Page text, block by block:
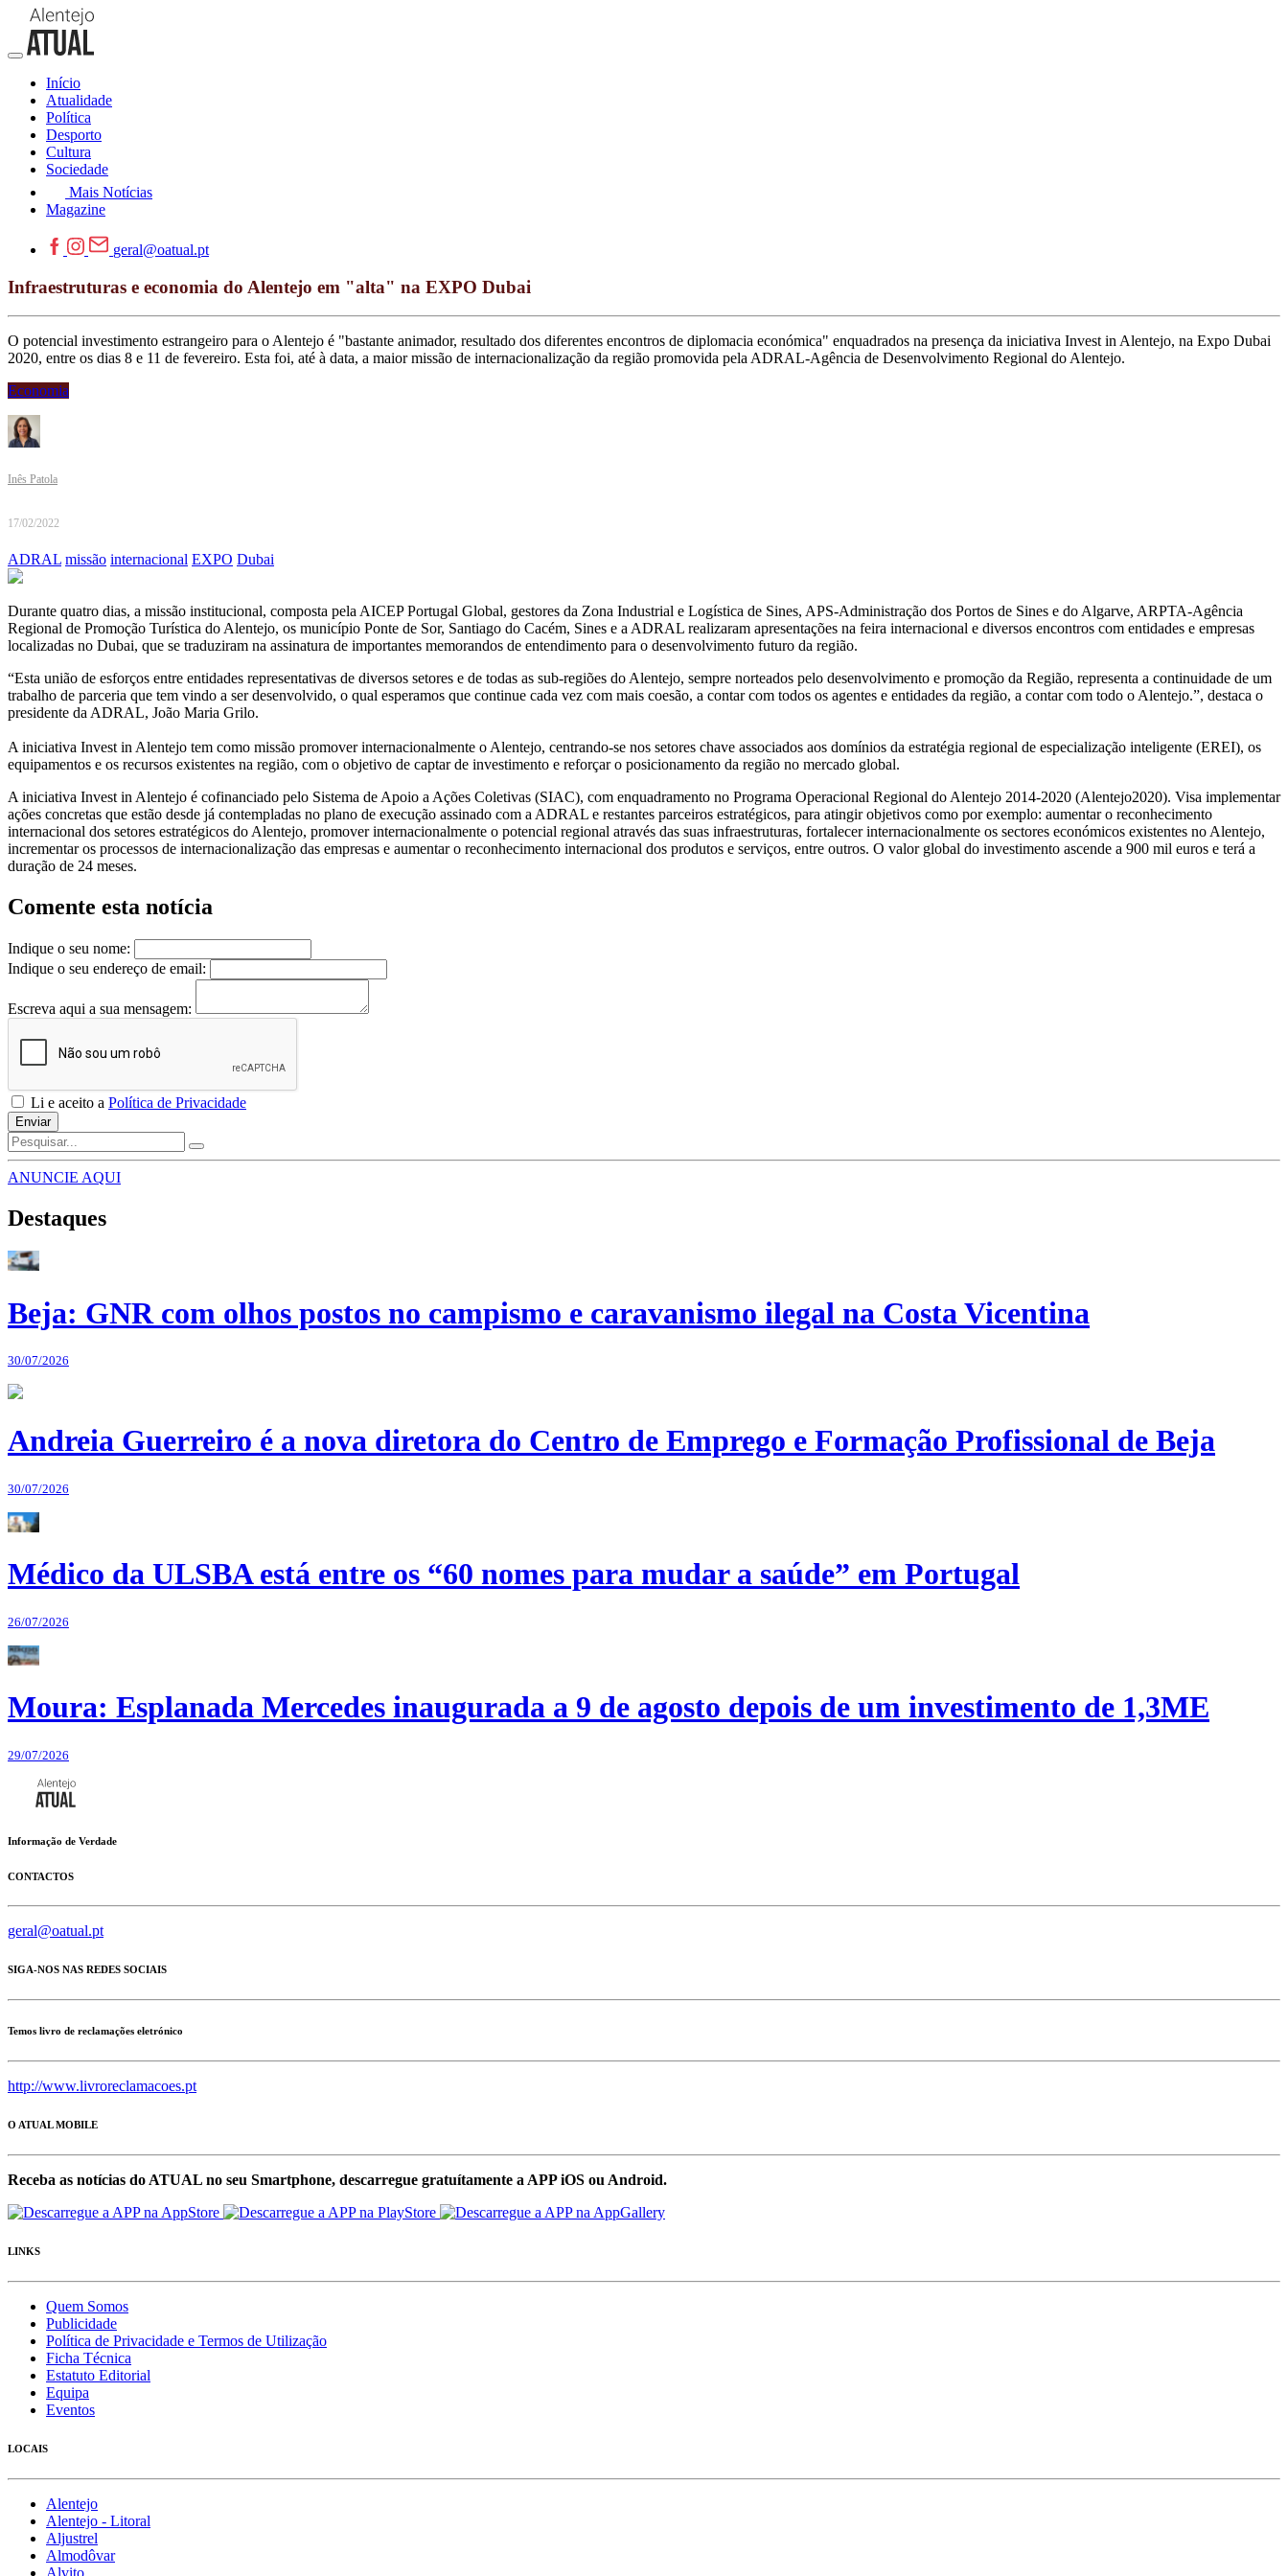
Início
Atualidade
Política
Desporto
Cultura
Sociedade
Mais Notícias
Magazine
geral@oatual.pt
Infraestruturas e economia do Alentejo em "alta" na EXPO Dubai
O potencial investimento estrangeiro para o Alentejo é "bastante animador, resultado dos diferentes encontros de diplomacia económica" enquadrados na presença da iniciativa Invest in Alentejo, na Expo Dubai
2020, entre os dias 8 e 11 de fevereiro. Esta foi, até à data, a maior missão de internacionalização da região promovida pela ADRAL-Agência de Desenvolvimento Regional do Alentejo.
Economia
Inês Patola
17/02/2022
ADRAL missão internacional EXPO Dubai
Durante quatro dias, a missão institucional, composta pela AICEP Portugal Global, gestores da Zona Industrial e Logística de Sines, APS-Administração dos Portos de Sines e do Algarve, ARPTA-Agência
Regional de Promoção Turística do Alentejo, os município Ponte de Sor, Santiago do Cacém, Sines e a ADRAL realizaram apresentações na feira internacional e diversos encontros com entidades e empresas
localizadas no Dubai, que se traduziram na assinatura de importantes memorandos de entendimento para o desenvolvimento futuro da região.
“Esta união de esforços entre entidades representativas de diversos setores e de todas as sub-regiões do Alentejo, sempre norteados pelo desenvolvimento e promoção da Região, representa a continuidade de um
trabalho de parceria que tem vindo a ser desenvolvido, o qual esperamos que continue cada vez com mais coesão, a contar com todos os agentes e entidades da região, a contar com todo o Alentejo.”, destaca o
presidente da ADRAL, João Maria Grilo.
A iniciativa Invest in Alentejo tem como missão promover internacionalmente o Alentejo, centrando-se nos setores chave associados aos domínios da estratégia regional de especialização inteligente (EREI), os
equipamentos e os recursos existentes na região, com o objetivo de captar de investimento e reforçar o posicionamento da região no mercado global.
A iniciativa Invest in Alentejo é cofinanciado pelo Sistema de Apoio a Ações Coletivas (SIAC), com enquadramento no Programa Operacional Regional do Alentejo 2014-2020 (Alentejo2020). Visa implementar
ações concretas que estão desde já contempladas no plano de execução assinado com a ADRAL e restantes parceiros estratégicos, para atingir objetivos como por exemplo: aumentar o reconhecimento
internacional dos setores estratégicos do Alentejo, promover internacionalmente o potencial regional através das suas infraestruturas, fortalecer internacionalmente os sectores económicos existentes no Alentejo,
incrementar os processos de internacionalização das empresas e aumentar o reconhecimento internacional dos produtos e serviços, entre outros. O valor global do investimento ascende a 900 mil euros e terá a
duração de 24 meses.
Comente esta notícia
Indique o seu nome:
Indique o seu endereço de email:
Escreva aqui a sua mensagem:
Li e aceito a Política de Privacidade
Enviar
ANUNCIE AQUI
Destaques
Beja: GNR com olhos postos no campismo e caravanismo ilegal na Costa Vicentina
30/07/2026
Andreia Guerreiro é a nova diretora do Centro de Emprego e Formação Profissional de Beja
30/07/2026
Médico da ULSBA está entre os “60 nomes para mudar a saúde” em Portugal
26/07/2026
Moura: Esplanada Mercedes inaugurada a 9 de agosto depois de um investimento de 1,3ME
29/07/2026
Informação de Verdade
CONTACTOS
geral@oatual.pt
SIGA-NOS NAS REDES SOCIAIS
Temos livro de reclamações eletrónico
http://www.livroreclamacoes.pt
O ATUAL MOBILE
Receba as notícias do ATUAL no seu Smartphone, descarregue gratuítamente a APP iOS ou Android.
LINKS
Quem Somos
Publicidade
Política de Privacidade e Termos de Utilização
Ficha Técnica
Estatuto Editorial
Equipa
Eventos
LOCAIS
Alentejo
Alentejo - Litoral
Aljustrel
Almodôvar